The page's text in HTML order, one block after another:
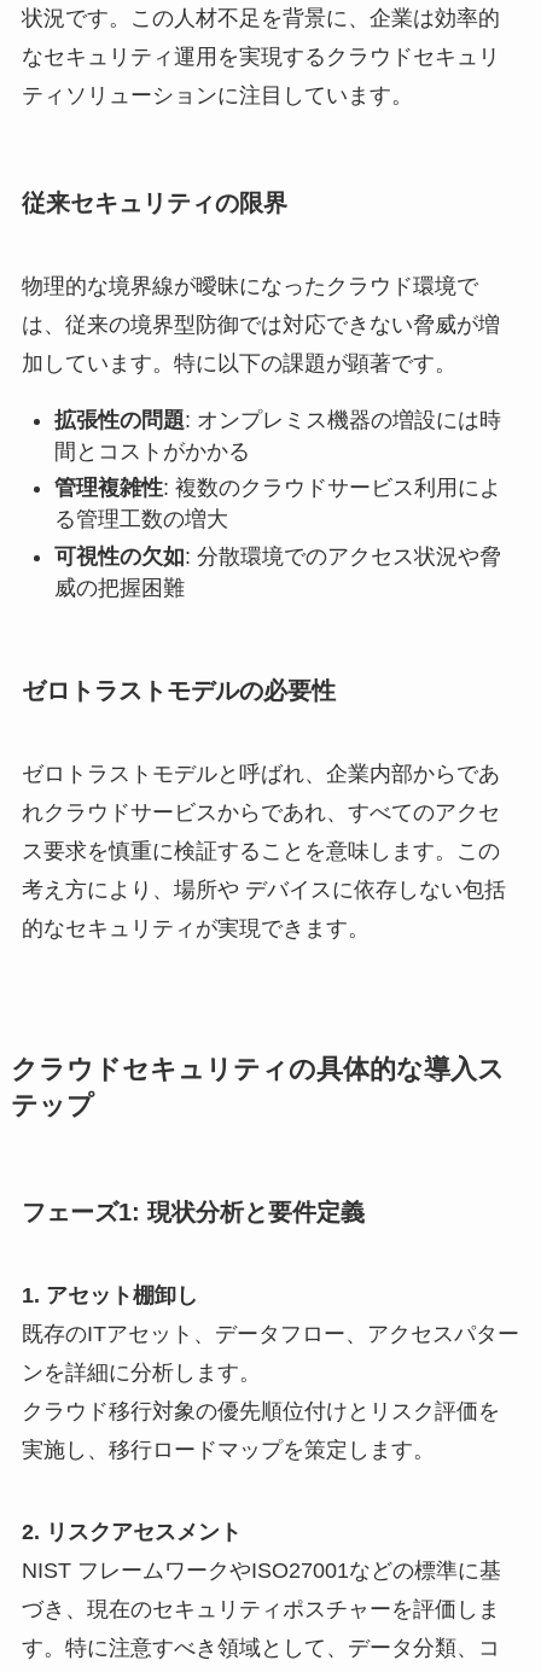
状況です。この人材不足を背景に、企業は効率的
なセキュリティ運用を実現するクラウドセキュリ
ティソリューションに注目しています。
従来セキュリティの限界
物理的な境界線が曖昧になったクラウド環境で
は、従来の境界型防御では対応できない脅威が増
加しています。特に以下の課題が顕著です。
拡張性の問題: オンプレミス機器の増設には時
間とコストがかかる
管理複雑性: 複数のクラウドサービス利用によ
る管理工数の増大
可視性の欠如: 分散環境でのアクセス状況や脅
威の把握困難
ゼロトラストモデルの必要性
ゼロトラストモデルと呼ばれ、企業内部からであ
れクラウドサービスからであれ、すべてのアクセ
ス要求を慎重に検証することを意味します。この
考え方により、場所や デバイスに依存しない包括
的なセキュリティが実現できます。
クラウドセキュリティの具体的な導入ス
テップ
フェーズ1: 現状分析と要件定義
1. アセット棚卸し
既存のITアセット、データフロー、アクセスパター
ンを詳細に分析します。
クラウド移行対象の優先順位付けとリスク評価を
実施し、移行ロードマップを策定します。
2. リスクアセスメント
NIST フレームワークやISO27001などの標準に基
づき、現在のセキュリティポスチャーを評価しま
す。特に注意すべき領域として、データ分類、コ